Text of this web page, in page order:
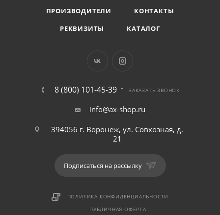
ПРОИЗВОДИТЕЛИ
КОНТАКТЫ
РЕКВИЗИТЫ
КАТАЛОГ
8 (800) 101-45-39 ЗАКАЗАТЬ ЗВОНОК
info@ax-shop.ru
394056 г. Воронеж, ул. Совхозная, д.
21
Подписаться на рассылку
ПОЛИТИКА КОНФИДЕНЦИАЛЬНОСТИ
ПУБЛИЧНАЯ ОФЕРТА